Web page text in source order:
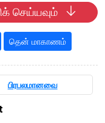
செய்யவும்
தென் மாகாணம்
பிரபலமானவை